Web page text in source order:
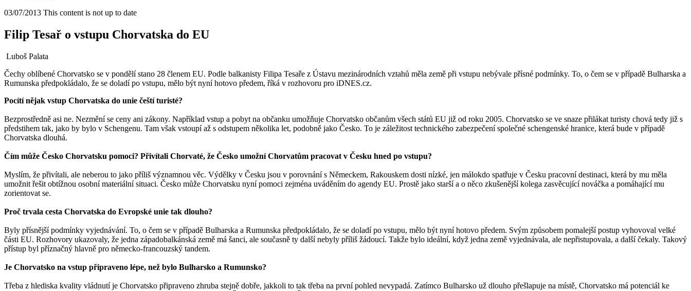
03/07/2013 This content is not up to date
Filip Tesař o vstupu Chorvatska do EU
Luboš Palata
Čechy oblíbené Chorvatsko se v pondělí stano 28 členem EU. Podle balkanisty Filipa Tesaře z Ústavu mezinárodních vztahů měla země při vstupu nebývale přísné podmínky. To, o čem se v případě Bulharska a
Rumunska předpokládalo, že se doladí po vstupu, mělo být nyní hotovo předem, říká v rozhovoru pro iDNES.cz.
Pocítí nějak vstup Chorvatska do unie čeští turisté?
Bezprostředně asi ne. Nezmění se ceny ani zákony. Například vstup a pobyt na občanku umožňuje Chorvatsko občanům všech států EU již od roku 2005. Chorvatsko se ve snaze přilákat turisty chová tedy již s
předstihem tak, jako by bylo v Schengenu. Tam však vstoupí až s odstupem několika let, podobně jako Česko. To je záležitost technického zabezpečení společné schengenské hranice, která bude v případě
Chorvatska dlouhá.
Čím může Česko Chorvatsku pomoci? Přivítali Chorvaté, že Česko umožní Chorvatům pracovat v Česku hned po vstupu?
Myslím, že přivítali, ale neberou to jako příliš významnou věc. Výdělky v Česku jsou v porovnání s Německem, Rakouskem dosti nízké, jen málokdo spatřuje v Česku pracovní destinaci, která by mu měla
umožnit řešit obtížnou osobní materiální situaci. Česko může Chorvatsku nyní pomoci zejména uváděním do agendy EU. Prostě jako starší a o něco zkušenější kolega zasvěcující nováčka a pomáhající mu
zorientovat se.
Proč trvala cesta Chorvatska do Evropské unie tak dlouho?
Byly přísnější podmínky vyjednávání. To, o čem se v případě Bulharska a Rumunska předpokládalo, že se doladí po vstupu, mělo být nyní hotovo předem. Svým způsobem pomalejší postup vyhovoval velké
části EU. Rozhovory ukazovaly, že jedna západobalkánská země má šanci, ale současně ty další nebyly příliš žádoucí. Takže bylo ideální, když jedna země vyjednávala, ale nepřistupovala, a další čekaly. Takový
přístup byl příznačný hlavně pro německo-francouzský tandem.
Je Chorvatsko na vstup připraveno lépe, než bylo Bulharsko a Rumunsko?
Třeba z hlediska kvality vládnutí je Chorvatsko připraveno zhruba stejně dobře, jakkoli to tak třeba na první pohled nevypadá. Zatímco Bulharsko už dlouho přešlapuje na místě, Chorvatsko má potenciál ke